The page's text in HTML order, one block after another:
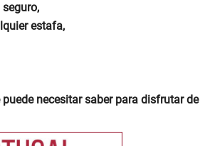
estafa,
necesitar saber para disfrutar de